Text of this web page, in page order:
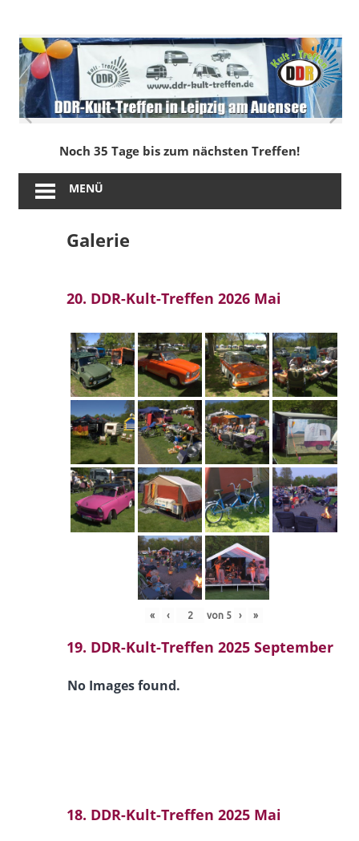
springen
DDR-
Kult-
Treffen
in
Leipzig
am
Noch 35 Tage bis zum nächsten Treffen!
MENÜ
Galerie
20. DDR-Kult-Treffen 2026 Mai
« ‹ von 5 › »
19. DDR-Kult-Treffen 2025 September
No Images found.
18. DDR-Kult-Treffen 2025 Mai